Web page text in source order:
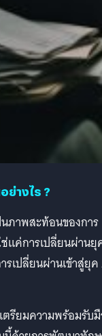
ย่างไร ?
ภาพสะท้อนของการ
แค่การเปลี่ยนผ่านยุ
เปลี่ยนผ่านเข้าสู่ยุ
ตรียมความพร้อมรับ